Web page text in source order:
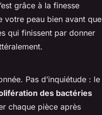
grâce à la finesse
votre peau bien avant que
qui finissent par donner
Pas d’inquiétude : le
des bactéries
chaque pièce après